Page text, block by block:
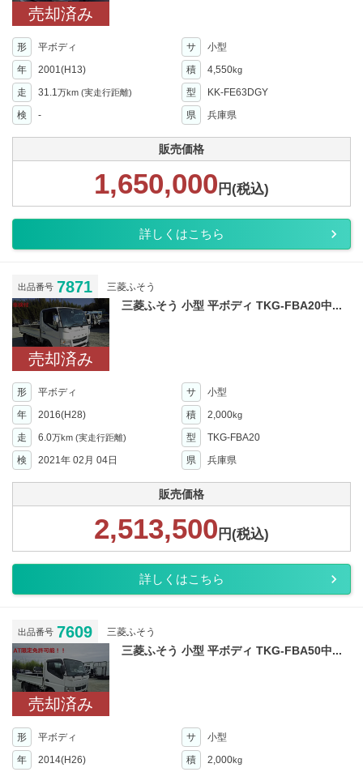
売却済み
形 平ボディ サ
小型
年
2001(H13) 積 4,550kg
走 31.1万km (実走行距離) 型
KK-FE63DGY
検
- 県 兵庫県
販売価格
1,650,000 円(税込)
詳しくはこちら
出品番号 7871 三菱ふそう
売却済み
三菱ふそう 小型 平ボディ TKG-FBA20中...
形 平ボディ サ
小型
年
2016(H28) 積 2,000kg
走 6.0万km (実走行距離) 型
TKG-FBA20
検
2021年 02月 04日 県 兵庫県
販売価格
2,513,500 円(税込)
詳しくはこちら
出品番号 7609 三菱ふそう
売却済み
三菱ふそう 小型 平ボディ TKG-FBA50中...
形 平ボディ サ
小型
年
2014(H26) 積 2,000kg